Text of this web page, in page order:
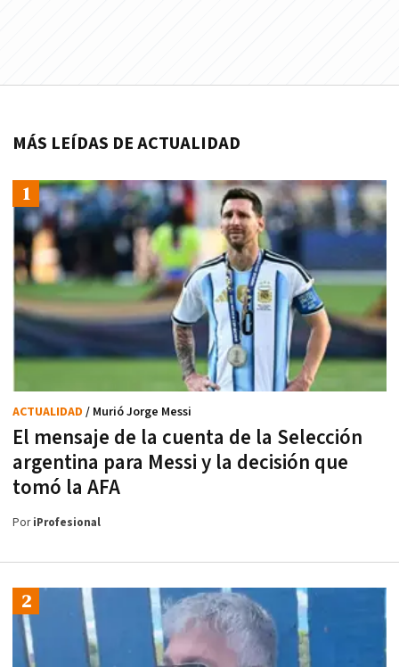
MÁS LEÍDAS DE ACTUALIDAD
El mensaje de la cuenta de la Selección
argentina para Messi y la decisión que
tomó la AFA
ACTUALIDAD / Murió Jorge Messi
PoriProfesional